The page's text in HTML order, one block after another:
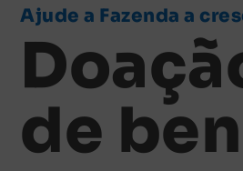
Ajude a Fazenda a
de